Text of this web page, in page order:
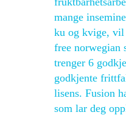
mange
ku og kvige,
free norwegian
trenger 6
godkjente
lisens. Fusion
som lar deg